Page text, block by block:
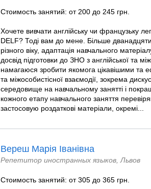
Стоимость занятий: от 200 до 245 грн.
Хочете вивчати англійську чи французьку
DELF? Тоді вам до мене. Більше
різного віку, адаптація навчального
досвід підготовки до ЗНО з англійської та
намагаюся зробити якомога цікавішими та
та міжособистісної взаємодії, зокрема
середовище на навчальному занятті і
кожного етапу навчального заняття
застосовую роздаткові матеріали, окремі...
Вереш Марія Іванівна
Репетитор иностранных языков, Львов
Стоимость занятий: от 305 до 365 грн.